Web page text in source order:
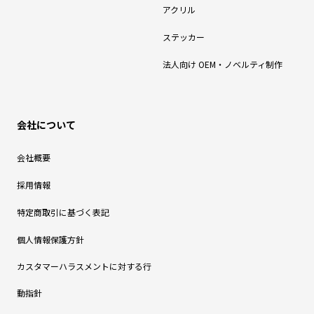
アクリル
ステッカー
法人向け OEM・ノベルティ制作
会社について
会社概要
採用情報
特定商取引に基づく表記
個人情報保護方針
カスタマーハラスメントに対する行
動指針